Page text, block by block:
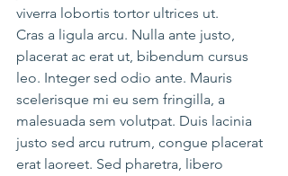
viverra lobortis tortor ultrices ut.
Cras a ligula arcu. Nulla ante justo,
placerat ac erat ut, bibendum cursus
leo. Integer sed odio ante. Mauris
scelerisque mi eu sem fringilla, a
malesuada sem volutpat. Duis lacinia
justo sed arcu rutrum, congue placerat
erat laoreet. Sed pharetra, libero